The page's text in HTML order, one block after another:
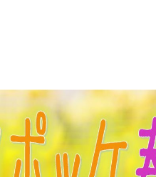
キャラクター
図書館
としょかん
のおしごと
おはなし会
かい